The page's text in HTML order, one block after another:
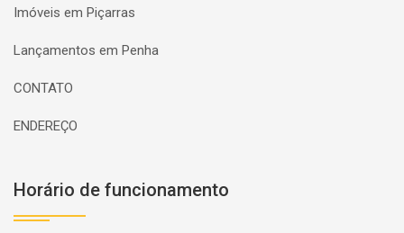
Imóveis em Piçarras
Lançamentos em Penha
CONTATO
ENDEREÇO
Horário de funcionamento